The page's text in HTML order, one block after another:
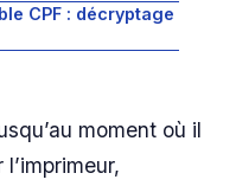
CPF : décryptage
moment où il